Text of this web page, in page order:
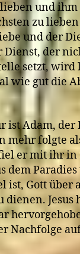
und ihm
zu
und der
Dienst, der
setzt,
wie gut die
ist Adam, der
mehr folgte
er mit ihr in
dem
ist, Gott über
Jesus
Nachfolge